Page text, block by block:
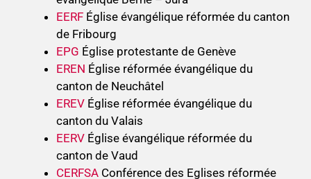
EERF Église évangélique réformée du canton
de Fribourg
EPG Église protestante de Genève
EREN Église réformée évangélique du
canton de Neuchâtel
EREV Église réformée évangélique du
canton du Valais
EERV Église évangélique réformée du
canton de Vaud
CERFSA Conférence des Eglises réformée